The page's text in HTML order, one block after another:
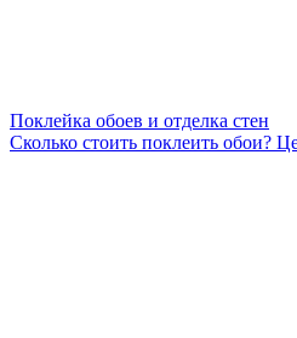
Поклейка обоев и отделка стен
Сколько стоить поклеить обои?